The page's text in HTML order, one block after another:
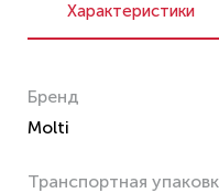
Характеристики
Бренд
Molti
Транспортная